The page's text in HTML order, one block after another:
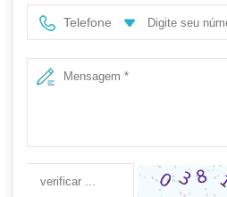
Telefone